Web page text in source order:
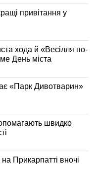
привітання у
хода й «Весілля по-
День міста
«Парк Дивотварин»
швидко
Прикарпатті вночі